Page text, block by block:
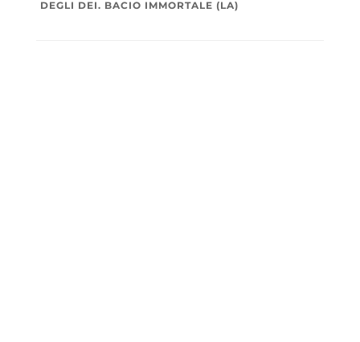
DEGLI DEI. BACIO IMMORTALE (LA)